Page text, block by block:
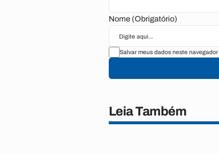
Nome (Obrigatório)
Salvar meus dados neste
Leia Também